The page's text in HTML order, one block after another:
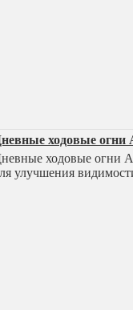
ходовые
ходовые огни
улучшения